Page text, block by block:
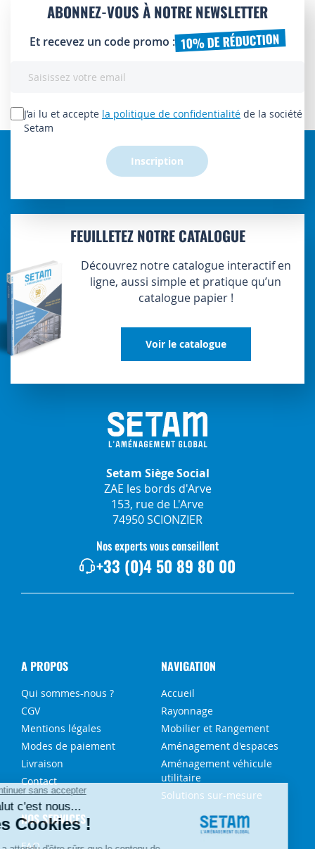
ABONNEZ-VOUS À NOTRE NEWSLETTER
Et recevez un code promo : 10% DE RÉDUCTION
lettre
d’information
J’ai lu et accepte la politique de confidentialité de la société
Setam
Inscription
FEUILLETEZ NOTRE CATALOGUE
Découvrez notre catalogue interactif en
ligne, aussi simple et pratique qu’un
catalogue papier !
Voir le catalogue
Setam Siège Social
ZAE les bords d'Arve
153, rue de L'Arve
74950 SCIONZIER
Nos experts vous conseillent
+33 (0)4 50 89 80 00
A PROPOS
Qui sommes-nous ?
CGV
Mentions légales
Modes de paiement
Livraison
Contact
NAVIGATION
Accueil
Rayonnage
Mobilier et Rangement
Aménagement d'espaces
Aménagement véhicule
utilitaire
Solutions sur-mesure
NOS SERVICES
FAQ